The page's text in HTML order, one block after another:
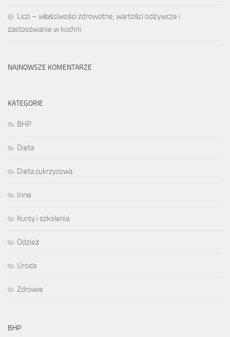
Liczi – właściwości zdrowotne, wartości odżywcze i
zastosowanie w kuchni
NAJNOWSZE KOMENTARZE
KATEGORIE
BHP
Dieta
Dieta cukrzycowa
Inne
Kursy i szkolenia
Odzież
Uroda
Zdrowie
BHP